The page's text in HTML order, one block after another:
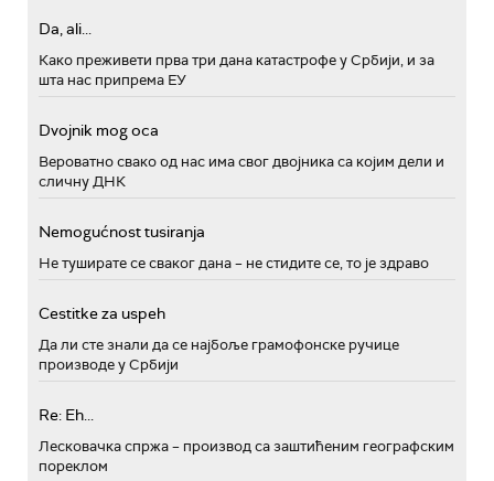
Da, ali...
Како преживети прва три дана катастрофе у Србији, и за
шта нас припрема ЕУ
Dvojnik mog oca
Вероватно свако од нас има свог двојника са којим дели и
сличну ДНК
Nemogućnost tusiranja
Не туширате се сваког дана – не стидите се, то је здраво
Cestitke za uspeh
Да ли сте знали да се најбоље грамофонске ручице
производе у Србији
Re: Eh...
Лесковачка спржа – производ са заштићеним географским
пореклом